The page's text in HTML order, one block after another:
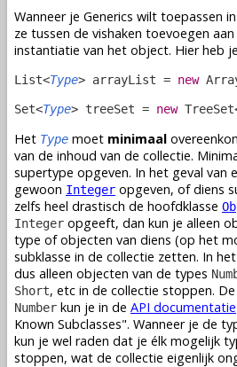
Wanneer je Generics wilt toepassen
ze tussen de vishaken toevoegen
instantiatie van het object. Hier heb
List<Type> arrayList = new
Set<Type> treeSet = new
Het Type moet minimaal
van de inhoud van de collectie.
supertype opgeven. In het geval van
gewoon Integer opgeven, of diens
zelfs heel drastisch de hoofdklasse
Integer opgeeft, dan kun je alleen
type of objecten van diens (op het
subklasse in de collectie zetten. In
dus alleen objecten van de types
Short, etc in de collectie stoppen.
Number kun je in de API documentatie
Known Subclasses". Wanneer je de
kun je wel raden dat je élk mogelijk
stoppen, wat de collectie eigenlijk